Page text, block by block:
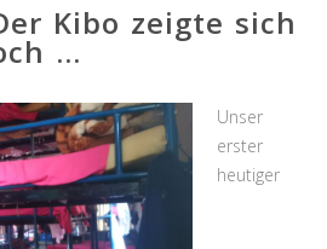
Kibo zeigte sich
...
Unser
erster
heutiger